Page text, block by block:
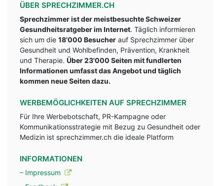
ÜBER SPRECHZIMMER.CH
Sprechzimmer ist der meistbesuchte Schweizer
Gesundheitsratgeber im Internet. Täglich informieren
sich um die 18'000 Besucher auf Sprechzimmer über
Gesundheit und Wohlbefinden, Prävention, Krankheit
und Therapie. Über 23'000 Seiten mit fundlerten
Informationen umfasst das Angebot und täglich
kommen neue Seiten dazu.
WERBEMÖGLICHKEITEN AUF SPRECHZIMMER
Für Ihre Werbebotschaft, PR-Kampagne oder
Kommunikationsstrategie mit Bezug zu Gesundheit oder
Medizin ist sprechzimmer.ch die ideale Platform
INFORMATIONEN
– Impressum